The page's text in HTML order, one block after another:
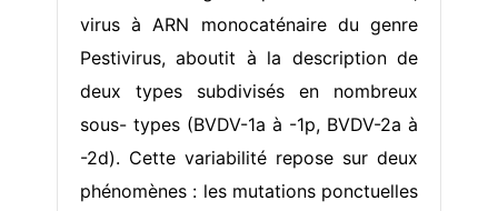
virus à ARN monocaténaire du genre
Pestivirus, aboutit à la description de
deux types subdivisés en nombreux
sous- types (BVDV-1a à -1p, BVDV-2a à
-2d). Cette variabilité repose sur deux
phénomènes : les mutations ponctuelles